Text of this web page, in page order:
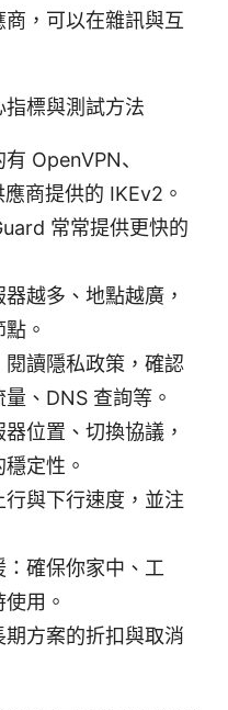
，可以在雜訊與互
標與測試方法
OpenVPN、
商提供的 IKEv2。
常常提供更快的
越多、地點越廣，
。
讀隱私政策，確認
、DNS 查詢等。
位置、切換協議，
定性。
與下行速度，並注
：確保你家中、工
用。
方案的折扣與取消